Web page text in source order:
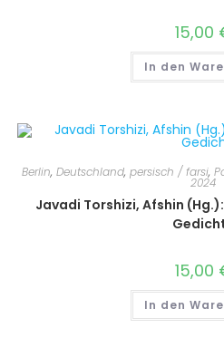
15,00
In den
Berlin, Deutschland, persisch / farsi,
2024
Javadi Torshizi, Afshin
15,00
In den